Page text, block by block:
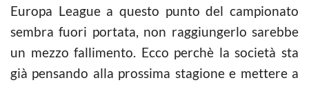
Europa League a questo punto del campionato
sembra fuori portata, non raggiungerlo sarebbe
un mezzo fallimento. Ecco perchè la società sta
già pensando alla prossima stagione e mettere a